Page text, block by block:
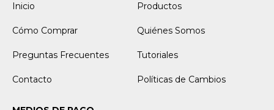
Inicio
Productos
Cómo Comprar Quiénes Somos
Preguntas Frecuentes Tutoriales
Contacto Políticas de Cambios